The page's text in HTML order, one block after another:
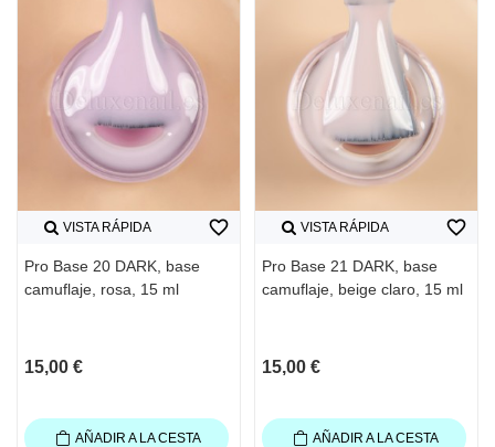
VISTA RÁPIDA
Pro Base 20 DARK, base
camuflaje, rosa, 15 ml
15,00 €
favorite_border
AÑADIR A LA CESTA
VISTA RÁPIDA
Pro Base 21 DARK, base
camuflaje, beige claro, 15 ml
15,00 €
favorite_border
AÑADIR A LA CESTA